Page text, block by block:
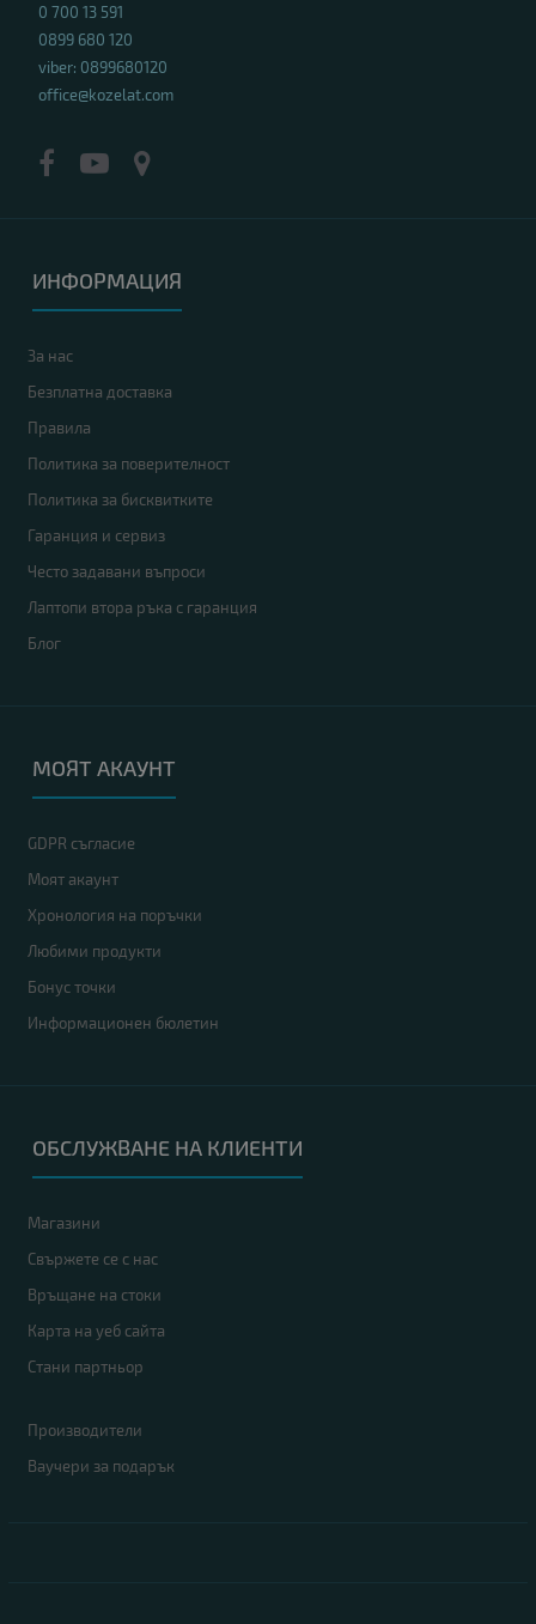
0 700 13 591
0899 680 120
viber: 0899680120
office@kozelat.com
ИНФОРМАЦИЯ
За нас
Безплатна доставка
Правила
Политика за поверителност
Политика за бисквитките
Гаранция и сервиз
Често задавани въпроси
Лаптопи втора ръка с гаранция
Блог
МОЯТ АКАУНТ
GDPR съгласие
Моят акаунт
Хронология на поръчки
Любими продукти
Бонус точки
Информационен бюлетин
ОБСЛУЖВАНЕ НА КЛИЕНТИ
Магазини
Свържете се с нас
Връщане на стоки
Карта на уеб сайта
Стани партньор
Производители
Ваучери за подарък